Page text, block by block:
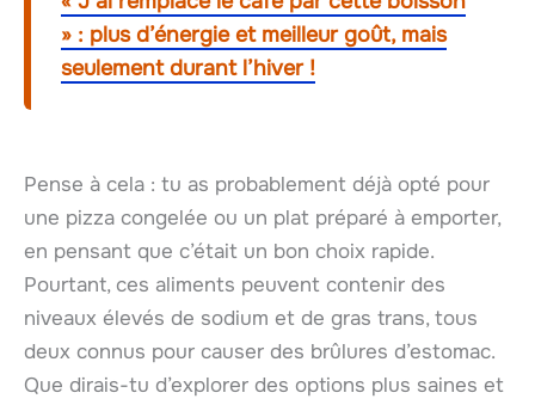
» : plus d’énergie et meilleur goût, mais
seulement durant l’hiver !
Pense à cela : tu as probablement déjà opté pour
une pizza congelée ou un plat préparé à emporter,
en pensant que c’était un bon choix rapide.
Pourtant, ces aliments peuvent contenir des
niveaux élevés de sodium et de gras trans, tous
deux connus pour causer des brûlures d’estomac.
Que dirais-tu d’explorer des options plus saines et